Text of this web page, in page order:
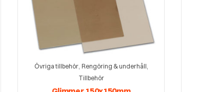
Övriga tillbehör, Rengöring & underhåll,
Tillbehör